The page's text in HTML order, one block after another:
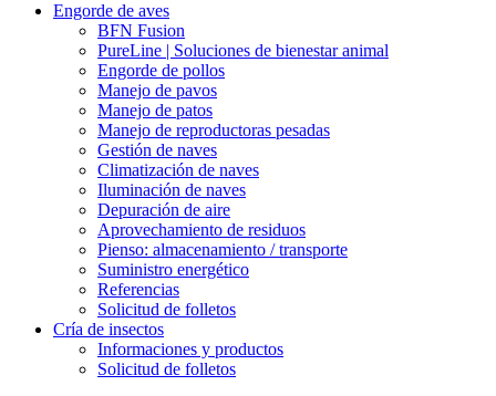
Engorde de aves
BFN Fusion
PureLine | Soluciones de bienestar animal
Engorde de pollos
Manejo de pavos
Manejo de patos
Manejo de reproductoras pesadas
Gestión de naves
Climatización de naves
Iluminación de naves
Depuración de aire
Aprovechamiento de residuos
Pienso: almacenamiento / transporte
Suministro energético
Referencias
Solicitud de folletos
Cría de insectos
Informaciones y productos
Solicitud de folletos